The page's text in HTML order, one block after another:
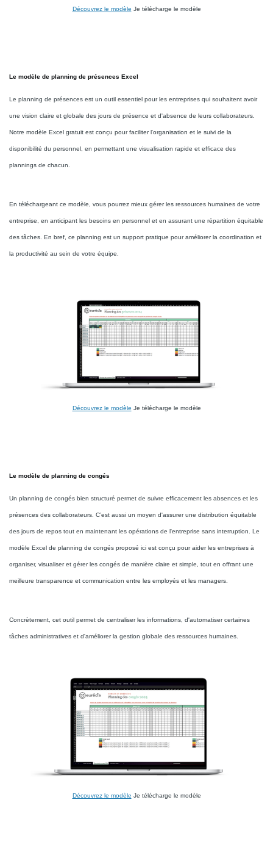
Découvrez le modèle Je télécharge le modèle
Le modèle de planning de présences Excel
Le planning de présences est un outil essentiel pour les entreprises qui souhaitent avoir
une vision claire et globale des jours de présence et d'absence de leurs collaborateurs.
Notre modèle Excel gratuit est conçu pour faciliter l'organisation et le suivi de la
disponibilité du personnel, en permettant une visualisation rapide et efficace des
plannings de chacun.
En téléchargeant ce modèle, vous pourrez mieux gérer les ressources humaines de votre
entreprise, en anticipant les besoins en personnel et en assurant une répartition équitable
des tâches. En bref, ce planning est un support pratique pour améliorer la coordination et
la productivité au sein de votre équipe.
Découvrez le modèle Je télécharge le modèle
Le modèle de planning de congés
Un planning de congés bien structuré permet de suivre efficacement les absences et les
présences des collaborateurs. C’est aussi un moyen d'assurer une distribution équitable
des jours de repos tout en maintenant les opérations de l'entreprise sans interruption. Le
modèle Excel de planning de congés proposé ici est conçu pour aider les entreprises à
organiser, visualiser et gérer les congés de manière claire et simple, tout en offrant une
meilleure transparence et communication entre les employés et les managers.
Concrètement, cet outil permet de centraliser les informations, d'automatiser certaines
tâches administratives et d'améliorer la gestion globale des ressources humaines.
Découvrez le modèle Je télécharge le modèle